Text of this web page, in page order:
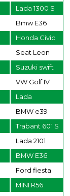
Lada 1300 S
Bmw E36
Honda Civic
Seat Leon
Suzuki swift
VW Golf IV
Lada
BMW e39
Trabant 601 S
Lada 2101
BMW E36
Ford fiesta
MINI R56